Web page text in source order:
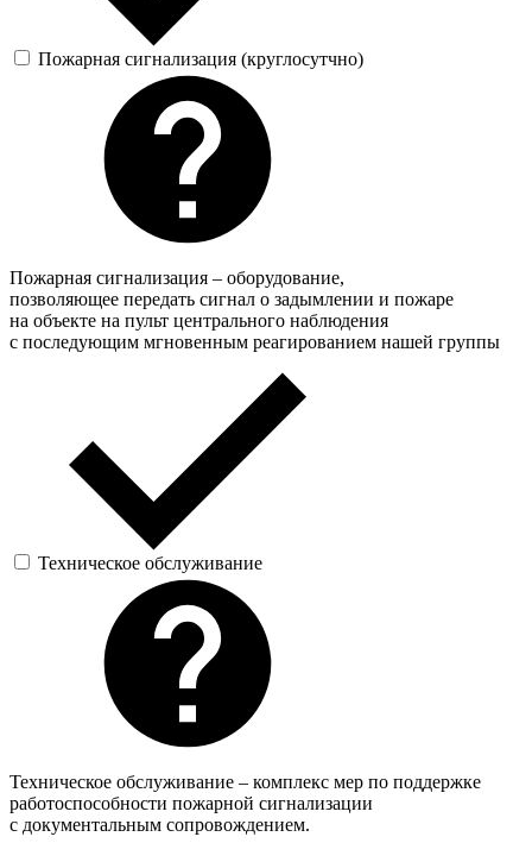
Пожарная сигнализация (круглосутчно)
Пожарная сигнализация – оборудование,
позволяющее передать сигнал о задымлении и пожаре
на объекте на пульт центрального наблюдения
с последующим мгновенным реагированием нашей группы
Техническое обслуживание
Техническое обслуживание – комплекс мер по поддержке
работоспособности пожарной сигнализации
с документальным сопровождением.